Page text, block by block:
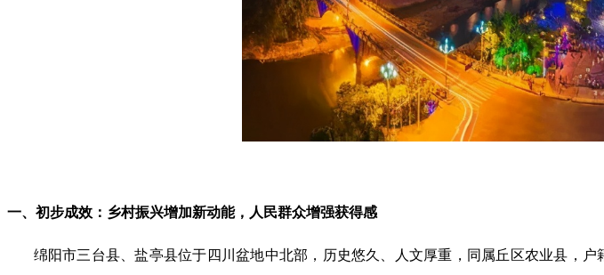
一、初步成效：乡村振兴增加新动能，人民群众增强获得感
绵阳市三台县、盐亭县位于四川盆地中北部，历史悠久、人文厚重，同属丘区农业县，户